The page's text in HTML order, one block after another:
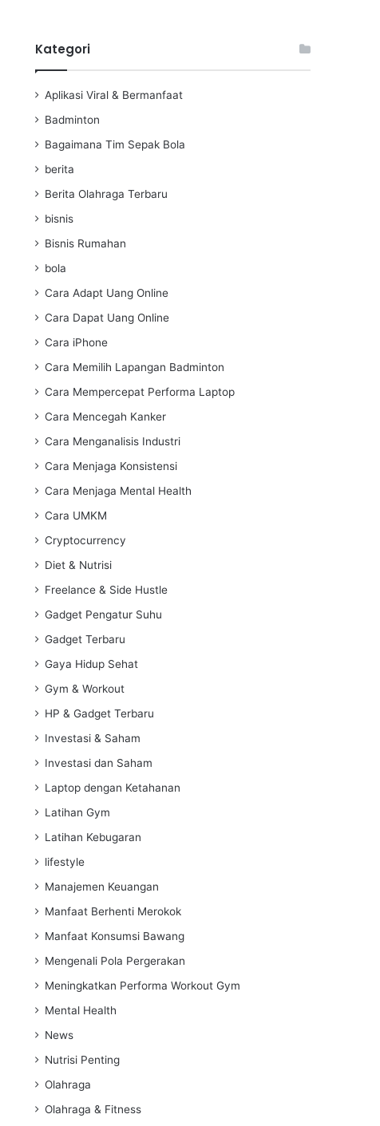
Kategori
Aplikasi Viral & Bermanfaat
Badminton
Bagaimana Tim Sepak Bola
berita
Berita Olahraga Terbaru
bisnis
Bisnis Rumahan
bola
Cara Adapt Uang Online
Cara Dapat Uang Online
Cara iPhone
Cara Memilih Lapangan Badminton
Cara Mempercepat Performa Laptop
Cara Mencegah Kanker
Cara Menganalisis Industri
Cara Menjaga Konsistensi
Cara Menjaga Mental Health
Cara UMKM
Cryptocurrency
Diet & Nutrisi
Freelance & Side Hustle
Gadget Pengatur Suhu
Gadget Terbaru
Gaya Hidup Sehat
Gym & Workout
HP & Gadget Terbaru
Investasi & Saham
Investasi dan Saham
Laptop dengan Ketahanan
Latihan Gym
Latihan Kebugaran
lifestyle
Manajemen Keuangan
Manfaat Berhenti Merokok
Manfaat Konsumsi Bawang
Mengenali Pola Pergerakan
Meningkatkan Performa Workout Gym
Mental Health
News
Nutrisi Penting
Olahraga
Olahraga & Fitness